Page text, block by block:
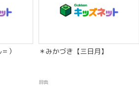
） ＊みかづき【三日月】
辞典